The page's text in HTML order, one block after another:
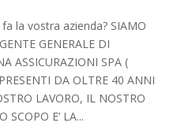
la vostra azienda? SIAMO
GENERALE DI
ASSICURAZIONI SPA (
DA OLTRE 40 ANNI
LAVORO, IL NOSTRO
SCOPO E’ LA...